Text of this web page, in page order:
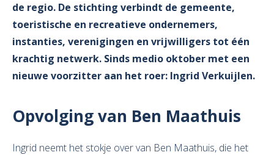
de regio. De stichting verbindt de gemeente,
toeristische en recreatieve ondernemers,
instanties, verenigingen en vrijwilligers tot één
krachtig netwerk. Sinds medio oktober met een
nieuwe voorzitter aan het roer: Ingrid Verkuijlen.
Opvolging van Ben Maathuis
Ingrid neemt het stokje over van Ben Maathuis, die het